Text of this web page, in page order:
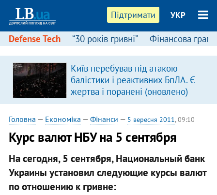
Підтримати УКР
Defense Tech “30 років гривні” Фінансова
Київ перебував під атакою
балістики і реактивних БпЛА. Є
жертва і поранені (оновлено)
Головна — Економіка — Фінанси — 5 вересня 2011, 09:10
Курс валют НБУ на 5 сентября
На сегодня, 5 сентября, Национальный банк
Украины установил следующие курсы валют
по отношению к гривне: